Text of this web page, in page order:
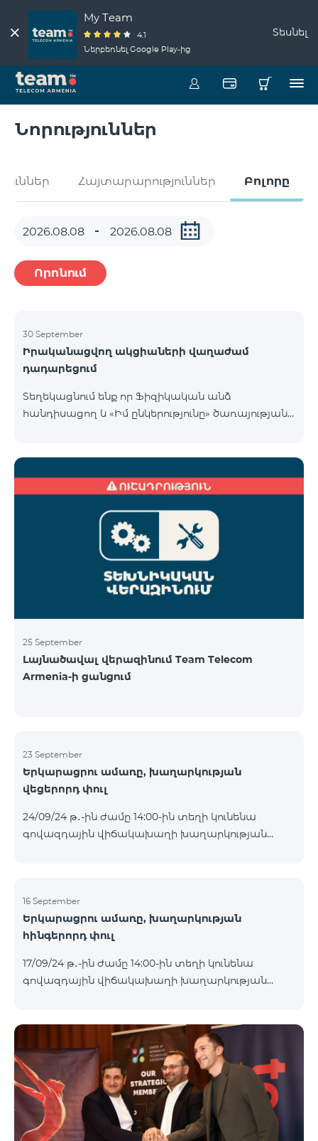
My Team
4.1
Ներբեռնել Google Play-ից
Տեսնել
Նորություններ
Հայտարարություններ Բոլորը
Որոնում
30 September
Իրականացվող ակցիաների վաղաժամ
դադարեցում
Տեղեկացնում ենք որ Ֆիզիկական անձ
հանդիսացող և «Իմ ընկերությունը» ծառայության
վաղաժամ դադարեցվել է 30․09․2024-ին ստորև
նշված քաղաքներում։ Վայք Չարենցավան
25 September
Լայնածավալ վերազինում Team Telecom
Armenia-ի ցանցում
23 September
Երկարացրու ամառը, խաղարկության
վեցերորդ փուլ
24/09/24 թ․-ին ժամը 14:00-ին տեղի կունենա
գովազդային վիճակախաղի խաղարկության
քարտի` TeamTok կանխավճարային
սակագնային փաթեթի հեռախոսահամարով։
Հաղթող հեռախոսահամարներն ընտրվելու են
Հետևեք մեզ Team-ի Facebook-յան և YouTube-յան
ալիքների պաշտոնական էջերում: Մանրամասն
https://www.telecomarmenia.am/hy/B2S?s
16 September
Երկարացրու ամառը, խաղարկության
հինգերորդ փուլ
17/09/24 թ․-ին ժամը 14:00-ին տեղի կունենա
գովազդային վիճակախաղի խաղարկության
պրոմոյի շրջանակներում տրամադրվող SIM
քարտի` TeamTok կանխավճարային
սակագնային փաթեթի հեռախոսահամարով։
Հաղթող հեռախոսահամարներն ընտրվելու են
պատահական թվերի գեներատորի միջոցով։
Հետևեք մեզ Team-ի Facebook-յան և YouTube-յան
ալիքների պաշտոնական էջերում: Մանրամասն